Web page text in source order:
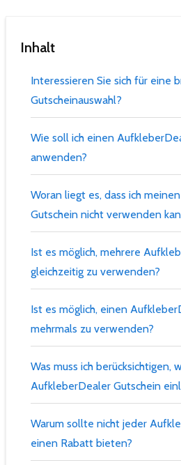
Inhalt
Interessieren Sie sich für eine
Gutscheinauswahl?
Wie soll ich einen
anwenden?
Woran liegt es, dass ich
Gutschein nicht verwenden
Ist es möglich, mehrere
gleichzeitig zu verwenden?
Ist es möglich, einen
mehrmals zu verwenden?
Was muss ich berücksichtigen,
AufkleberDealer Gutschein
Warum sollte nicht jeder
einen Rabatt bieten?